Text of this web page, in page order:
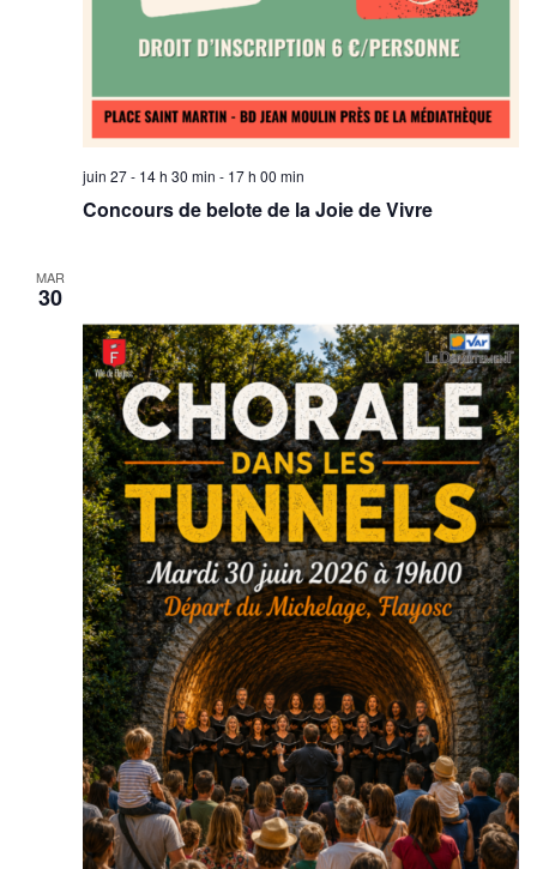
juin 27 - 14 h 30 min - 17 h 00 min
Concours de belote de la Joie de Vivre
MAR
30